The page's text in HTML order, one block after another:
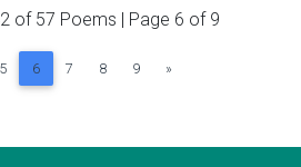
of 57 Poems | Page 6 of 9
5 6 7 8 9 »